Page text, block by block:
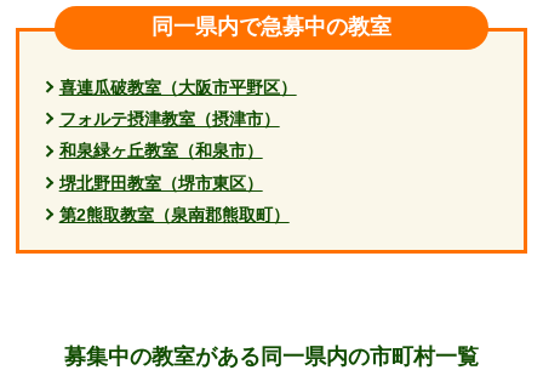
同一県内で急募中の教室
喜連瓜破教室（大阪市平野区）
フォルテ摂津教室（摂津市）
和泉緑ヶ丘教室（和泉市）
堺北野田教室（堺市東区）
第2熊取教室（泉南郡熊取町）
募集中の教室がある同一県内の市町村一覧